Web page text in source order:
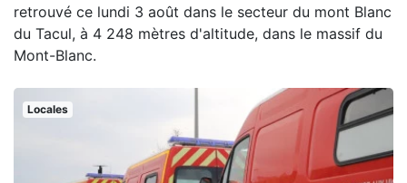
retrouvé ce lundi 3 août dans le secteur du mont Blanc
du Tacul, à 4 248 mètres d'altitude, dans le massif du
Mont-Blanc.
Locales